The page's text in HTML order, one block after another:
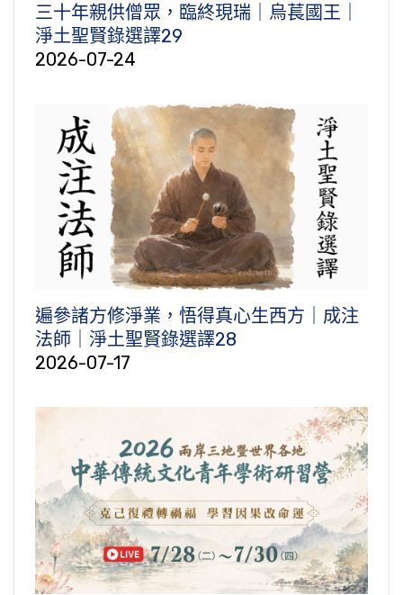
三十年親供僧眾，臨終現瑞｜烏萇國王｜
淨土聖賢錄選譯29
2026-07-24
遍參諸方修淨業，悟得真心生西方｜成注
法師｜淨土聖賢錄選譯28
2026-07-17